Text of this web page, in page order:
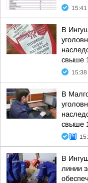
15:41
В
свыше
15:38
В
свыше
В
линии